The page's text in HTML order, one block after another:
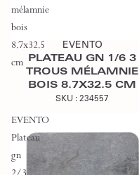
mélamnie
bois
8.7x32.5
cm
Ajouter au devis
EVENTO
PLATEAU GN 1/6 3
TROUS MÉLAMNIE
BOIS 8.7X32.5 CM
SKU : 234557
EVENTO
Plateau
gn